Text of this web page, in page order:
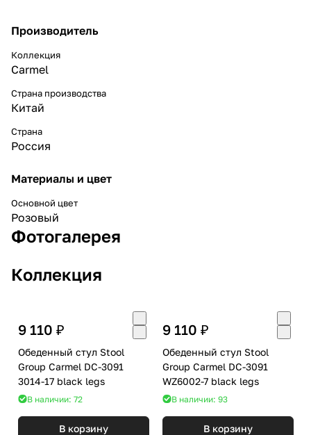
Производитель
Коллекция
Carmel
Страна производства
Китай
Страна
Россия
Материалы и цвет
Основной цвет
Розовый
Фотогалерея
Коллекция
9 110 ₽
Обеденный стул Stool
Group Carmel DC-3091
3014-17 black legs
В наличии: 72
В корзину
9 110 ₽
Обеденный стул Stool
Group Carmel DC-3091
WZ6002-7 black legs
В наличии: 93
В корзину